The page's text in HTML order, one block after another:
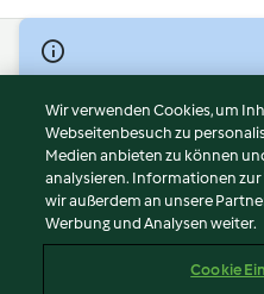
© Copyright 2026
Nutzungsbedingungen
Datenschutzrichtlinien
Disclaimer
Impressum
Cookies
Wir verwenden Cookies, um
Webseitenbesuch zu
Medien anbieten zu können
analysieren. Informationen
wir außerdem an unsere
Werbung und Analysen weiter.
Cookie